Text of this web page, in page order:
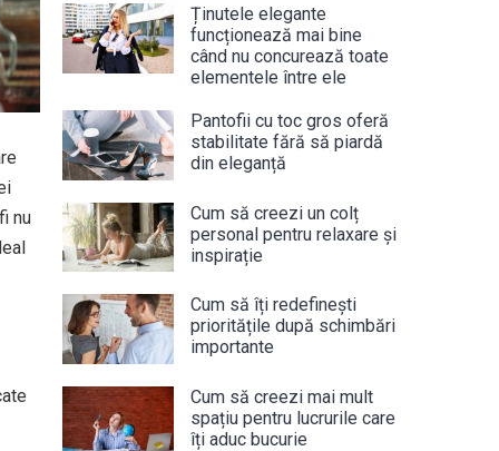
nu
Ținutele elegante
funcționează mai bine
când nu concurează toate
elementele între ele
Pantofii cu toc gros oferă
stabilitate fără să piardă
din eleganță
Cum să creezi un colț
personal pentru relaxare și
inspirație
Cum să îți redefinești
prioritățile după schimbări
importante
Cum să creezi mai mult
spațiu pentru lucrurile care
îți aduc bucurie